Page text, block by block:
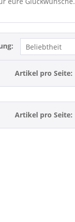
Artikel pro Seite:
Artikel pro Seite: